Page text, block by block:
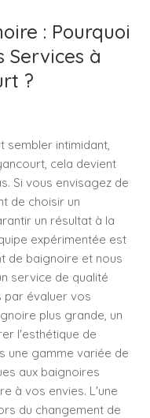
: Pourquoi
Services à
?
sembler intimidant,
cela devient
Si vous envisagez de
de choisir un
un résultat à la
expérimentée est
de baignoire et nous
service de qualité
par évaluer vos
plus grande, un
l'esthétique de
une gamme variée de
aux baignoires
à vos envies. L'une
du changement de